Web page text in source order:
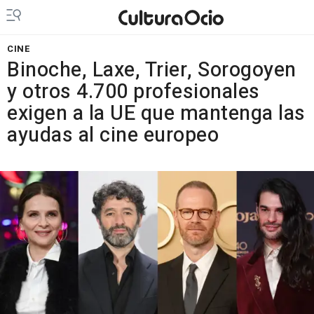
CINE
Binoche, Laxe, Trier, Sorogoyen
y otros 4.700 profesionales
exigen a la UE que mantenga las
ayudas al cine europeo